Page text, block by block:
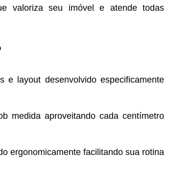
valoriza seu imóvel e atende todas
e layout desenvolvido especificamente
medida aproveitando cada centímetro
ergonomicamente facilitando sua rotina